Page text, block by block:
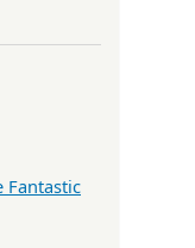
Fantastic